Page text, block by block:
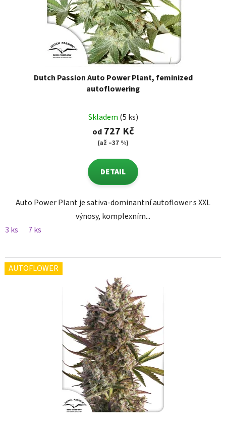
Dutch Passion Auto Power Plant, feminized
autoflowering
Skladem (5 ks)
od727 Kč
(až –37 %)
DETAIL
Auto Power Plant je sativa-dominantní autoflower s XXL
výnosy, komplexním...
3 ks
7 ks
AUTOFLOWER